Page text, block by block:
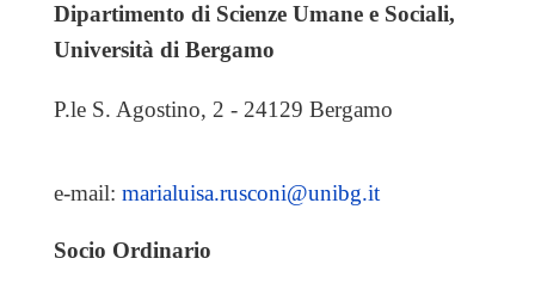
EVENTI & NEWS
OFFERTE DI LAVORO
UTILITY
Dipartimento di Scienze Umane e Sociali,
Università di Bergamo
P.le S. Agostino, 2 - 24129 Bergamo
e-mail: marialuisa.rusconi@unibg.it
Socio Ordinario